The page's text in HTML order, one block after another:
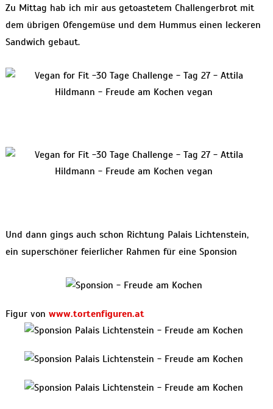
Zu Mittag hab ich mir aus getoastetem Challengerbrot mit
dem übrigen Ofengemüse und dem Hummus einen leckeren
Sandwich gebaut.
Und dann gings auch schon Richtung Palais Lichtenstein,
ein superschöner feierlicher Rahmen für eine Sponsion
Figur von www.tortenfiguren.at